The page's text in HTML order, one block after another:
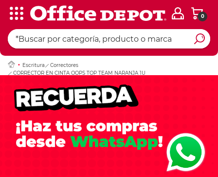
0
Escritura
Correctores
CORRECTOR EN CINTA OOPS TOP TEAM NARANJA 1U
Ingresar Codigo